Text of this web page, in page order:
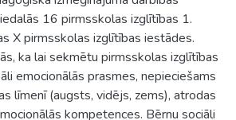
16 pirmsskolas izglītības 1.
X pirmsskolas izglītības iestādes.
ka lai sekmētu pirmsskolas izglītības
emocionālās prasmes, nepieciešams
līmenī (augsts, vidējs, zems), atrodas
kompetences. Bērnu sociāli